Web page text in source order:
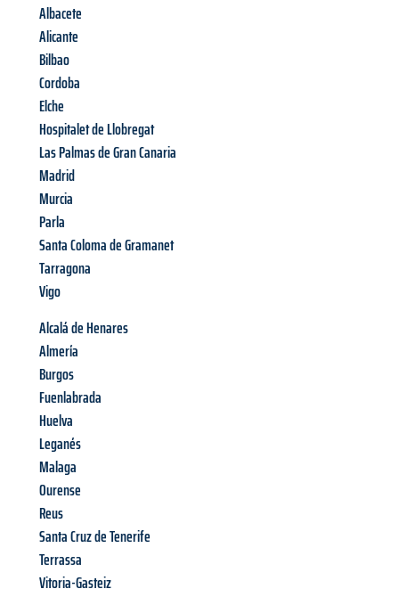
Albacete
Alicante
Bilbao
Cordoba
Elche
Hospitalet de Llobregat
Las Palmas de Gran Canaria
Madrid
Murcia
Parla
Santa Coloma de Gramanet
Tarragona
Vigo
Alcalá de Henares
Almería
Burgos
Fuenlabrada
Huelva
Leganés
Malaga
Ourense
Reus
Santa Cruz de Tenerife
Terrassa
Vitoria-Gasteiz